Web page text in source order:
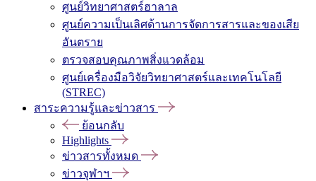
ศูนย์วิทยาศาสตร์ฮาลาล
ศูนย์ความเป็นเลิศด้านการจัดการสารและของเสีย
อันตราย
ตรวจสอบคุณภาพสิ่งแวดล้อม
ศูนย์เครื่องมือวิจัยวิทยาศาสตร์และเทคโนโลยี
(STREC)
สาระความรู้และข่าวสาร
ย้อนกลับ
Highlights
ข่าวสารทั้งหมด
ข่าวจุฬาฯ